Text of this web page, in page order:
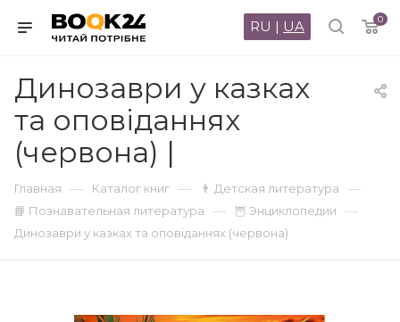
0
RU | UA
Динозаври у казках
та оповіданнях
(червона) |
Главная — Каталог книг — 👨 Детская литература —
📘 Познавательная литература — 🦉 Энциклопедии —
Динозаври у казках та оповіданнях (червона)